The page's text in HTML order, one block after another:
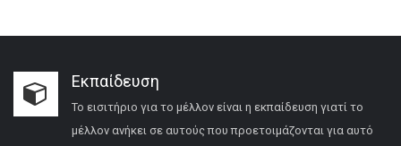
Εκπαίδευση
Το εισιτήριο για το μέλλον είναι η εκπαίδευση γιατί το
μέλλον ανήκει σε αυτούς που προετοιμάζονται για αυτό